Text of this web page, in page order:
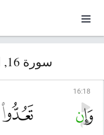
سورة 16, النحل (النحل)
16:18